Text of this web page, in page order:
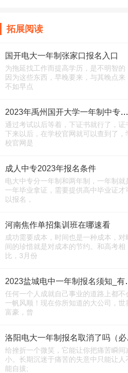
拓展阅读
国开电大一年制张家口报名入口
为拖延找工作而提高学历，是不明智的
因为这些东西，早晚要来，与其晚点来
不如早点
2023年禹州国开大学一年制中专报名条件及流程
通过考试以后等着，下证书就行了，证
下来以后，在学校官网就可以查到了，
校官网是
成人中专2023年报名条件
电大中专分一年制和两年制，一年制就
一年毕业拿证，需要提供高中毕业证才
以报名，
河南焦作单招集训班在哪速看
成功需要成本，时间也是一种成本，对
间的珍惜就是对成本的节约。和高考相
比，3月份
2023盐
任何一个人成就自己事业的道路上都不
一帆风顺！现在你所知道的大公司，世
富豪，曾
洛
给挫折一个微笑，它能让你把痛苦瞬间
小。长期沉迷于痛苦的失意中只能让人
能自拔;